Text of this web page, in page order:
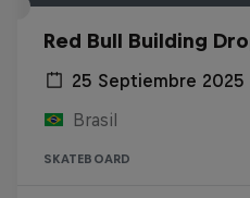
Red Bull Building
25 Septiembre 2025
Brasil
SKATEBOARD